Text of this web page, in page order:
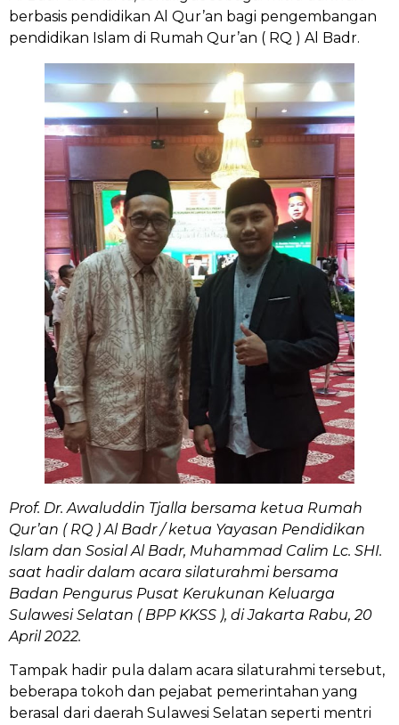
berbasis pendidikan Al Qur’an bagi pengembangan
pendidikan Islam di Rumah Qur’an ( RQ ) Al Badr.
Prof. Dr. Awaluddin Tjalla bersama ketua Rumah
Qur’an ( RQ ) Al Badr / ketua Yayasan Pendidikan
Islam dan Sosial Al Badr, Muhammad Calim Lc. SHI.
saat hadir dalam acara silaturahmi bersama
Badan Pengurus Pusat Kerukunan Keluarga
Sulawesi Selatan ( BPP KKSS ), di Jakarta Rabu, 20
April 2022.
Tampak hadir pula dalam acara silaturahmi tersebut,
beberapa tokoh dan pejabat pemerintahan yang
berasal dari daerah Sulawesi Selatan seperti mentri